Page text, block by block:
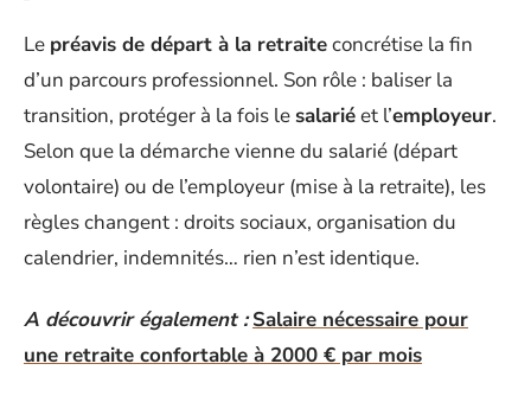
Le préavis de départ à la retraiteconcrétise la fin
d’un parcours professionnel. Son rôle : baliser la
transition, protéger à la fois le salariéet l’employeur.
Selon que la démarche vienne du salarié (départ
volontaire) ou de l’employeur (mise à la retraite), les
règles changent : droits sociaux, organisation du
calendrier, indemnités… rien n’est identique.
A découvrir également : Salaire nécessaire pour
une retraite confortable à 2000 € par mois